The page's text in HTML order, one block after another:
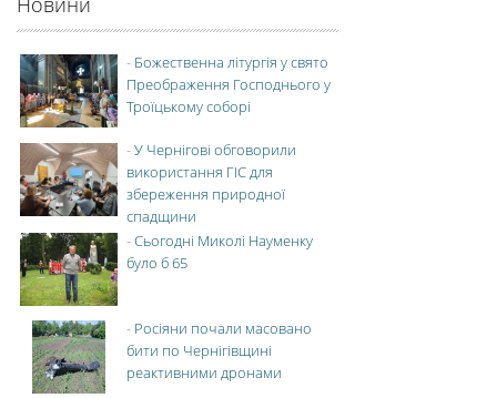
- Божественна літургія у свято
Преображення Господнього у
Троїцькому соборі
-У Чернігові обговорили
використання ГІС для
збереження природної
спадщини
-Сьогодні Миколі Науменку
було б 65
- Росіяни почали масовано
бити по Чернігівщині
реактивними дронами